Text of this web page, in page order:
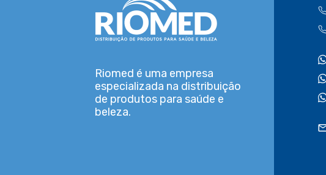
Riomed é uma empresa
especializada na distribuição
de produtos para saúde e
beleza.